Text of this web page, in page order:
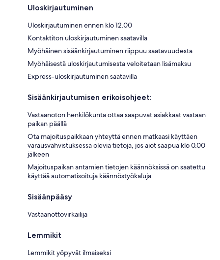
Uloskirjautuminen
Uloskirjautuminen ennen klo 12.00
Kontaktiton uloskirjautuminen saatavilla
Myöhäinen sisäänkirjautuminen riippuu saatavuudesta
Myöhäisestä uloskirjautumisesta veloitetaan lisämaksu
Express-uloskirjautuminen saatavilla
Sisäänkirjautumisen erikoisohjeet:
Vastaanoton henkilökunta ottaa saapuvat asiakkaat vastaan
paikan päällä
Ota majoituspaikkaan yhteyttä ennen matkaasi käyttäen
varausvahvistuksessa olevia tietoja, jos aiot saapua klo 0.00
jälkeen
Majoituspaikan antamien tietojen käännöksissä on saatettu
käyttää automatisoituja käännöstyökaluja
Sisäänpääsy
Vastaanottovirkailija
Lemmikit
Lemmikit yöpyvät ilmaiseksi